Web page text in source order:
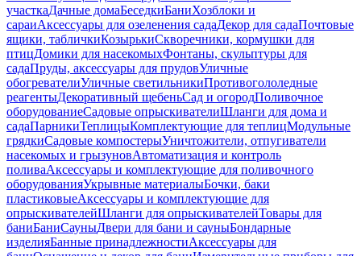
участкаДачные домаБеседкиБаниХозблоки и
сараиАксессуары для озеленения садаДекор для садаПочтовые
ящики, табличкиКозырькиСкворечники, кормушки для
птицДомики для насекомыхФонтаны, скульптуры для
садаПруды, аксессуары для прудовУличные
обогревателиУличные светильникиПротивогололедные
реагентыДекоративный щебеньСад и огородПоливочное
оборудованиеСадовые опрыскивателиШланги для дома и
садаПарникиТеплицыКомплектующие для теплицМодульные
грядкиСадовые компостерыУничтожители, отпугиватели
насекомых и грызуновАвтоматизация и контроль
поливаАксессуары и комплектующие для поливочного
оборудованияУкрывные материалыБочки, баки
пластиковыеАксессуары и комплектующие для
опрыскивателейШланги для опрыскивателейТовары для
баниБаниСауныДвери для бани и сауныБондарные
изделияБанные принадлежностиАксессуары для